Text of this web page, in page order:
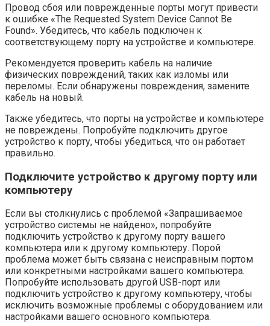
Провод сбоя или поврежденные порты могут привести
к ошибке «The Requested System Device Cannot Be
Found». Убедитесь, что кабель подключен к
соответствующему порту на устройстве и компьютере.
Рекомендуется проверить кабель на наличие
физических повреждений, таких как изломы или
переломы. Если обнаружены повреждения, замените
кабель на новый.
Также убедитесь, что порты на устройстве и компьютере
не повреждены. Попробуйте подключить другое
устройство к порту, чтобы убедиться, что он работает
правильно.
Подключите устройство к другому порту или
компьютеру
Если вы столкнулись с проблемой «Запрашиваемое
устройство системы не найдено», попробуйте
подключить устройство к другому порту вашего
компьютера или к другому компьютеру. Порой
проблема может быть связана с неисправным портом
или конкретными настройками вашего компьютера.
Попробуйте использовать другой USB-порт или
подключить устройство к другому компьютеру, чтобы
исключить возможные проблемы с оборудованием или
настройками вашего основного компьютера.